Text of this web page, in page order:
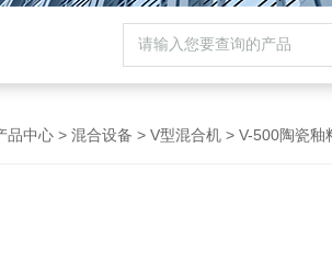
品中心 > 混合设备 > V型混合机 > V-500陶瓷釉